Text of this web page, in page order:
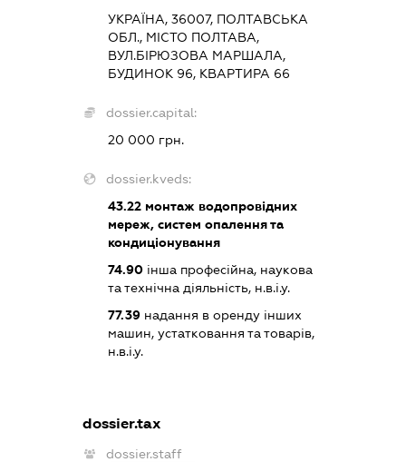
УКРАЇНА, 36007, ПОЛТАВСЬКА
ОБЛ., МІСТО ПОЛТАВА,
ВУЛ.БІРЮЗОВА МАРШАЛА,
БУДИНОК 96, КВАРТИРА 66
dossier.capital:
20 000 грн.
dossier.kveds:
43.22монтаж водопровідних
мереж, систем опалення та
кондиціонування
74.90інша професійна, наукова
та технічна діяльність, н.в.і.у.
77.39надання в оренду інших
машин, устатковання та товарів,
н.в.і.у.
dossier.tax
dossier.staff